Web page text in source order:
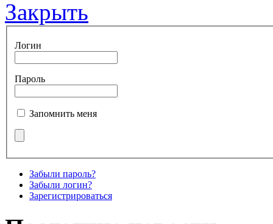
Закрыть
Логин
Пароль
Запомнить меня
Забыли пароль?
Забыли логин?
Зарегистрироваться